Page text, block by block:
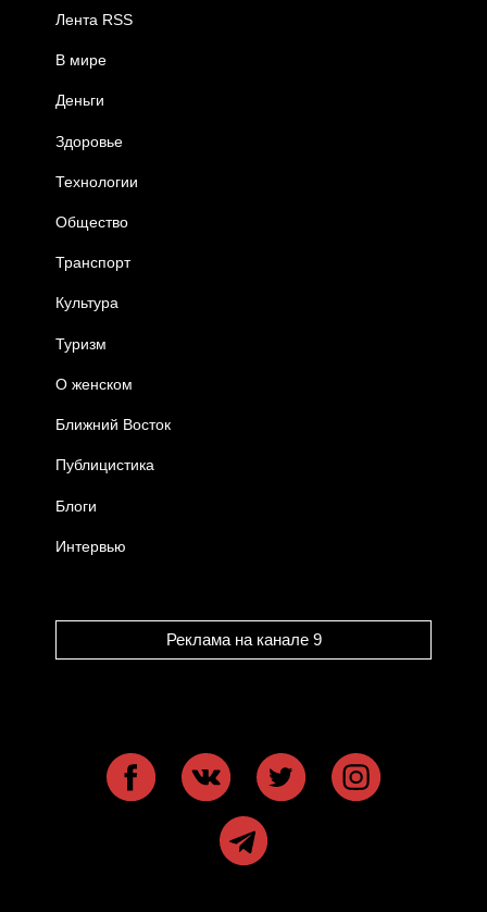
Лента RSS
В мире
Деньги
Здоровье
Технологии
Общество
Транспорт
Культура
Туризм
О женском
Ближний Восток
Публицистика
Блоги
Интервью
Реклама на канале 9